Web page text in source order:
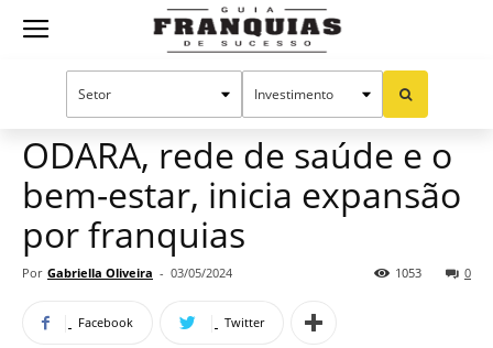
Guia
Mercado de franquias
ODARA, rede de saúde e o
bem-estar, inicia expansão
por franquias
Por Gabriella Oliveira - 03/05/2024 0
1053
Facebook Twitter